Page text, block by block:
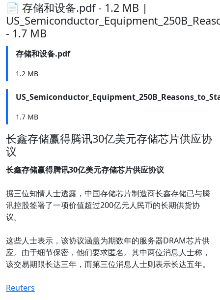
📄 存储和设备.pdf - 1.2 MB |
- 1.7 MB
存储和设备.pdf
1.2 MB
1.7 MB
长鑫存储赢得腾讯30亿美元存储芯片供应协
议
长鑫存储赢得腾讯30亿美元存储芯片供应协议
据三位知情人士透露，中国存储芯片制造商长鑫存储已与腾
讯控股签署了一项价值超过200亿元人民币的长期供货协
议。
这些人士表示，该协议涵盖为期数年的服务器DRAM芯片供
应。由于细节保密，他们要求匿名。其中两位消息人士称，
该交易期限长达三年，而第三位消息人士则表示长达五年。
Reuters